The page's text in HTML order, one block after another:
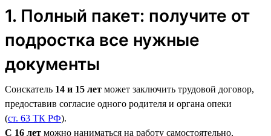
1. Полный пакет: получите от
подростка все нужные
документы
Соискатель 14 и 15 лет может заключить трудовой договор,
предоставив согласие одного родителя и органа опеки
(ст. 63 ТК РФ).
С 16 лет можно наниматься на работу самостоятельно,